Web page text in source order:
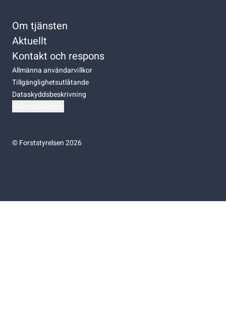
Om tjänsten
Aktuellt
Kontakt och respons
Allmänna användarvillkor
Tillgänglighetsutlåtande
Dataskyddsbeskrivning
©Forststyrelsen 2026